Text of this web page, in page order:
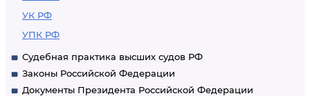
УК РФ
УПК РФ
Судебная практика высших судов РФ
Законы Российской Федерации
Документы Президента Российской Федерации